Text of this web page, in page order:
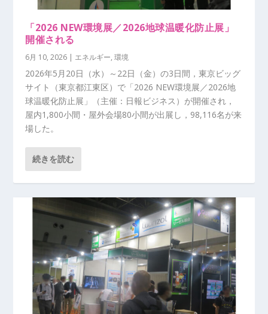
「2026 NEW環境展／2026地球温暖化防止展」
開催される
6月 10, 2026 | エネルギー,環境
2026年5月20日（水）～22日（金）の3日間，東京ビッグ
サイト（東京都江東区）で「2026 NEW環境展／2026地
球温暖化防止展」（主催：日報ビジネス）が開催され，
屋内1,800小間・屋外会場80小間が出展し，98,116名が来
場した。
続きを読む